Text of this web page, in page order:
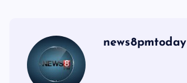
news8pmtoday